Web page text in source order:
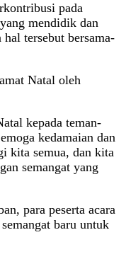
pada
mendidik dan
tersebut bersama-
Natal oleh
kepada teman-
kedamaian dan
kita semua, dan kita
semangat yang
para peserta acara
baru untuk